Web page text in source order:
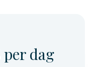
per dag